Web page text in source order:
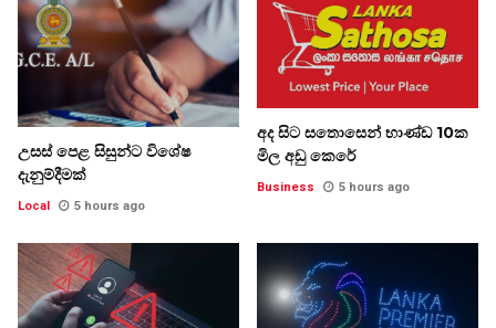
උසස් පෙළ සිසුන්ට විශේෂ
දැනුම්දීමක්
Local 5 hours ago
අද සිට සතොසෙන් භාණ්ඩ 10ක
මිල අඩු කෙරේ
Business 5 hours ago